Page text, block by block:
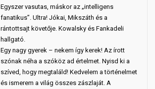
Egyszer vasutas, máskor az „intelligens
fanatikus”. Ultra! Jókai, Mikszáth és a
rántottsajt követője. Kowalsky és Fankadeli
hallgató.
Egy nagy gyerek – nekem így kerek! Az írott
szónak néha a szóköz ad értelmet. Nyisd ki a
szíved, hogy megtaláld! Kedvelem a történelmet
és ismerem a világ összes zászlaját. A